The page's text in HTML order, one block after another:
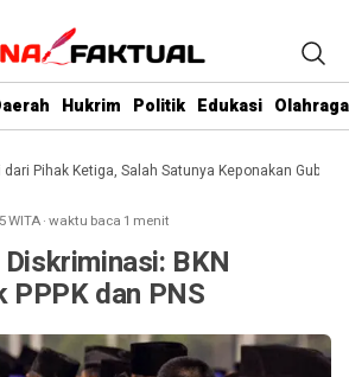
Hukrim Politik Edukasi Olahraga
Ketiga, Salah Satunya Keponakan Gubernur
WITA·waktu baca 1 menit
BKN
PPPK dan PNS